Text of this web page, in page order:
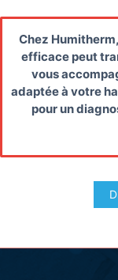
Chez
efficace peut
vous
adaptée à votre
pour un